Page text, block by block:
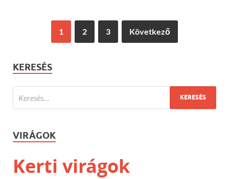
1 2 3 Következő
KERESÉS
VIRÁGOK
Kerti virágok